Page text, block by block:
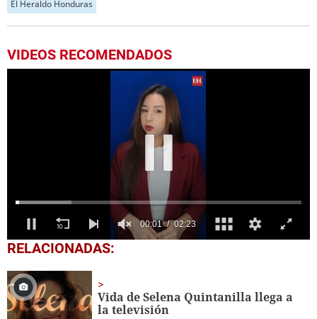
El Heraldo Honduras
VIDEOS RECOMENDADOS
0
seconds
2
minutes,
23
seconds
RELACIONADAS:
Vida de Selena Quintanilla llega a
la televisión